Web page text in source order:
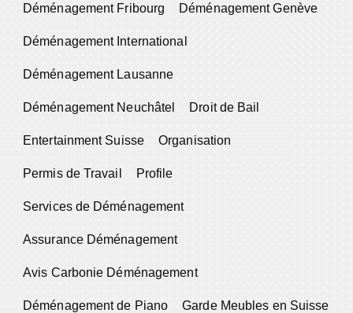
Déménagement Fribourg Déménagement Genève
Déménagement International
Déménagement Lausanne
Déménagement Neuchâtel Droit de Bail
Entertainment Suisse Organisation
Permis de Travail Profile
Services de Déménagement
Assurance Déménagement
Avis Carbonie Déménagement
Déménagement de Piano Garde Meubles en Suisse